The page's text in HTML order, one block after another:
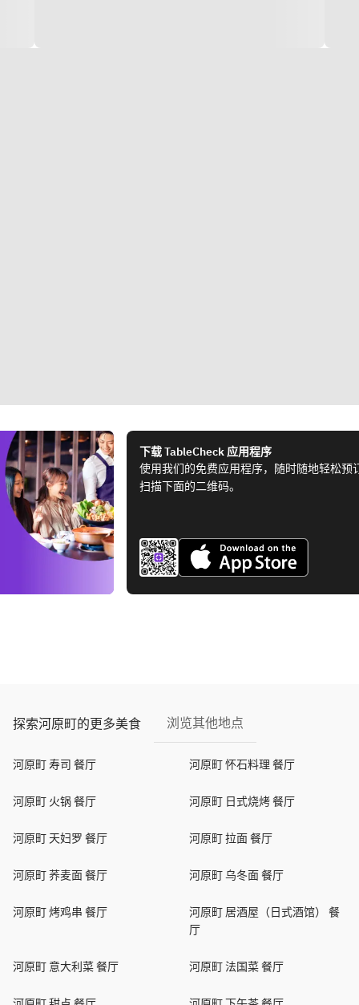
下载 TableCheck 应用程序
使用我们的免费应用程序，随时随地轻松预
扫描下面的二维码。
探索河原町的更多美食 浏览其他地点
河原町 寿司 餐厅 河原町 怀石料理 餐厅
河原町 火锅 餐厅 河原町 日式烧烤 餐厅
河原町 天妇罗 餐厅 河原町 拉面 餐厅
河原町 荞麦面 餐厅 河原町 乌冬面 餐厅
河原町 烤鸡串 餐厅
河原町 居酒屋（日式酒馆） 餐
厅
河原町 意大利菜 餐厅 河原町 法国菜 餐厅